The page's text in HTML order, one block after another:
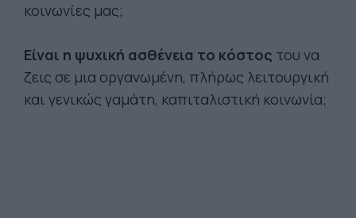
κοινωνίες μας;
Είναι η ψυχική ασθένεια το κόστος του να
ζεις σε μια οργανωμένη, πλήρως λειτουργική
και γενικώς γαμάτη, καπιταλιστική κοινωνία;